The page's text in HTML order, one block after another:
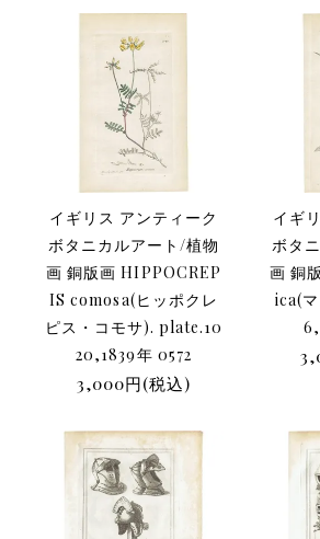
イギリス アンティーク
ボタニカルアート/植物
画 銅版画 HIPPOCREP
IS comosa(ヒッポクレ
ピス・コモサ). plate.10
20,1839年 0572
3,000円(税込)
イギ
ボタ
画 銅
ica(